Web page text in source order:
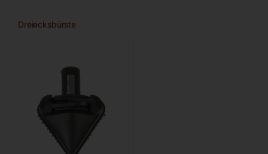
Dreiecksbürste